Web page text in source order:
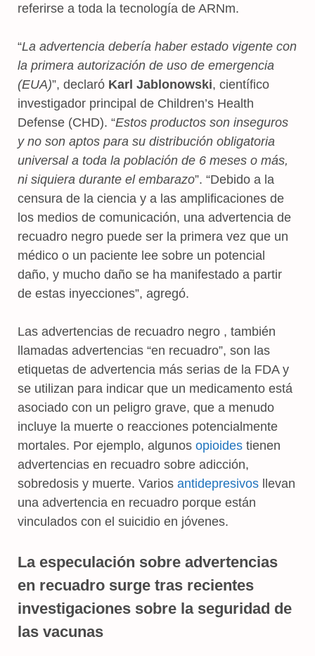
referirse a toda la tecnología de ARNm.
“La advertencia debería haber estado vigente con
la primera autorización de uso de emergencia
(EUA)”, declaró Karl Jablonowski, científico
investigador principal de Children’s Health
Defense (CHD). “Estos productos son inseguros
y no son aptos para su distribución obligatoria
universal a toda la población de 6 meses o más,
ni siquiera durante el embarazo”. “Debido a la
censura de la ciencia y a las amplificaciones de
los medios de comunicación, una advertencia de
recuadro negro puede ser la primera vez que un
médico o un paciente lee sobre un potencial
daño, y mucho daño se ha manifestado a partir
de estas inyecciones”, agregó.
Las advertencias de recuadro negro , también
llamadas advertencias “en recuadro”, son las
etiquetas de advertencia más serias de la FDA y
se utilizan para indicar que un medicamento está
asociado con un peligro grave, que a menudo
incluye la muerte o reacciones potencialmente
mortales. Por ejemplo, algunos opioides tienen
advertencias en recuadro sobre adicción,
sobredosis y muerte. Varios antidepresivos llevan
una advertencia en recuadro porque están
vinculados con el suicidio en jóvenes.
La especulación sobre advertencias
en recuadro surge tras recientes
investigaciones sobre la seguridad de
las vacunas